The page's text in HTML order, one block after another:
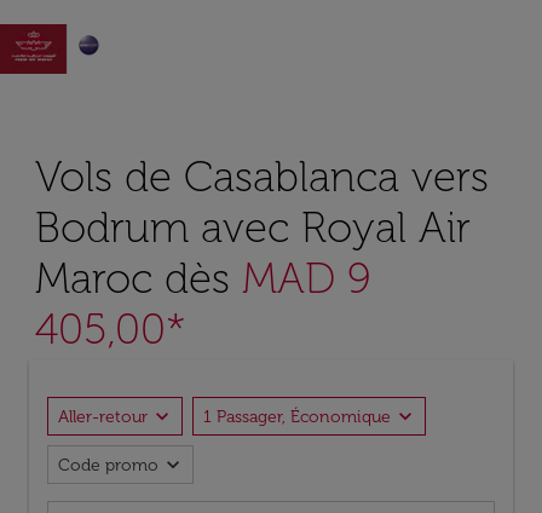

Vols de Casablanca vers
Bodrum avec Royal Air
Maroc dès MAD 9
405,00*
Aller-retour expand_more 1 Passager, Économique expand_more
Code promo expand_more